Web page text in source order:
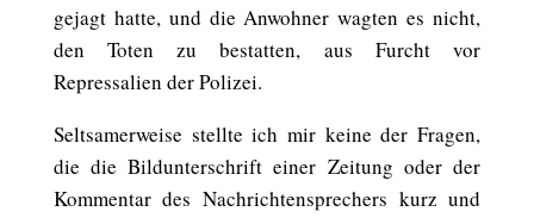
gejagt hatte, und die Anwohner wagten es nicht,
den Toten zu bestatten, aus Furcht vor
Repressalien der Polizei.
Seltsamerweise stellte ich mir keine der Fragen,
die die Bildunterschrift einer Zeitung oder der
Kommentar des Nachrichtensprechers kurz und